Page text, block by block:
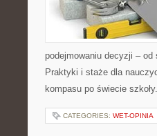
podejmowaniu decyzji –
Praktyki i staże dla
kompasu po świecie
CATEGORIES: WET-OPINIA